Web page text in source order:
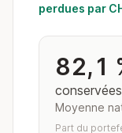
perdues par
82,1
Moyenne
Part du